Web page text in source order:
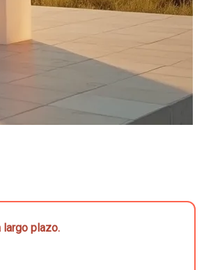
largo plazo.